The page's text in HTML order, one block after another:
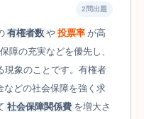
2問出題
有権者数 や 投票率 が高
障の充実などを優先し、
現象のことです。有権者
などの社会保障を強く求
社会保障関係費 を増大さ